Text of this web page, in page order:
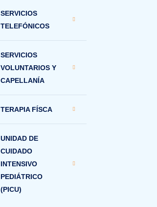
SERVICIOS
TELEFÓNICOS
SERVICIOS
VOLUNTARIOS Y
CAPELLANÍA
TERAPIA FÍSCA
UNIDAD DE
CUIDADO
INTENSIVO
PEDIÁTRICO
(PICU)